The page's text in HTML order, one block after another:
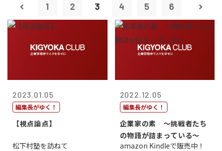
1 2 3 4 5 6
2023.01.05
編集長がゆく！
【視点論点】
松下村塾を訪ねて
2022.12.05
編集長がゆく！
企業家の素 〜挑戦者たち
の物語が詰まっている〜
amazon Kindleで販売中！